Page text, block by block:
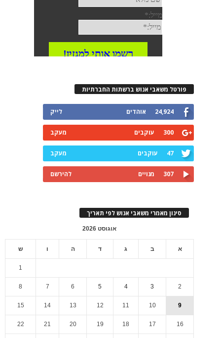
פורטל משאבי אנוש ברשתות החברתיות
24,924 אוהדים לייק
300 עוקבים מעקב
47 עוקבים מעקב
307 מנויים להירשם
סינון מאמרי משאבי אנוש לפי תאריך
אוגוסט 2026
א ב ג ד ה ו ש
1
2
3
4
5
6
7
8
9
10
11
12
13
14
15
16
17
18
19
20
21
22